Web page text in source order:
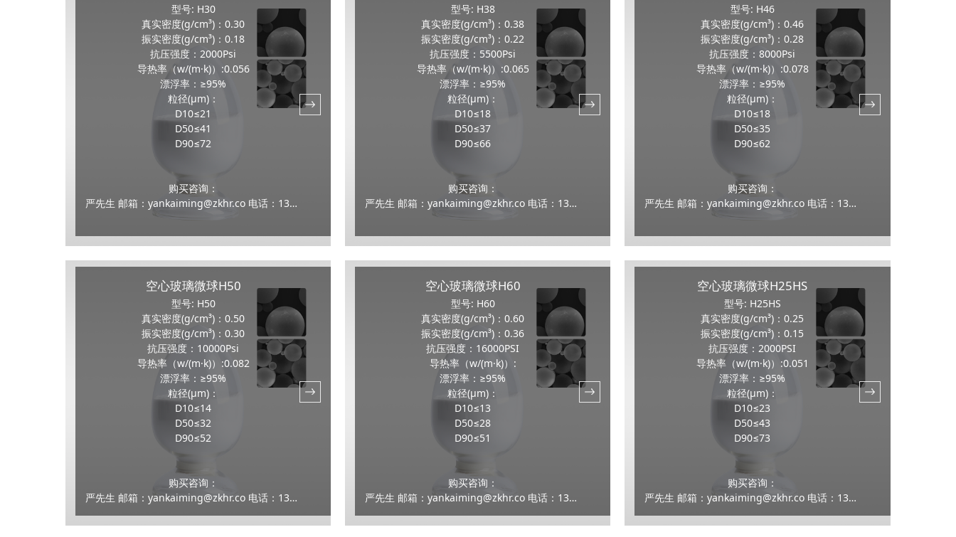
型号: H30
真实密度(g/cm³)：0.30
振实密度(g/cm³)：0.18
抗压强度：2000Psi
导热率（w/(m·k)）:0.056
漂浮率：≥95%
粒径(μm)：
D10≤21
D50≤41
D90≤72
购买咨询：
严先生 邮箱：yankaiming@zkhr.co 电话：13159100070
型号: H38
真实密度(g/cm³)：0.38
振实密度(g/cm³)：0.22
抗压强度：5500Psi
导热率（w/(m·k)）:0.065
漂浮率：≥95%
粒径(μm)：
D10≤18
D50≤37
D90≤66
购买咨询：
严先生 邮箱：yankaiming@zkhr.co 电话：13159100070
型号: H46
真实密度(g/cm³)：0.46
振实密度(g/cm³)：0.28
抗压强度：8000Psi
导热率（w/(m·k)）:0.078
漂浮率：≥95%
粒径(μm)：
D10≤18
D50≤35
D90≤62
购买咨询：
严先生 邮箱：yankaiming@zkhr.co 电话：13159100070
空心玻璃微球H50
型号: H50
真实密度(g/cm³)：0.50
振实密度(g/cm³)：0.30
抗压强度：10000Psi
导热率（w/(m·k)）:0.082
漂浮率：≥95%
粒径(μm)：
D10≤14
D50≤32
D90≤52
购买咨询：
严先生 邮箱：yankaiming@zkhr.co 电话：13159100070
空心玻璃微球H60
型号: H60
真实密度(g/cm³)：0.60
振实密度(g/cm³)：0.36
抗压强度：16000PSI
导热率（w/(m·k)）:
漂浮率：≥95%
粒径(μm)：
D10≤13
D50≤28
D90≤51
购买咨询：
严先生 邮箱：yankaiming@zkhr.co 电话：13159100070
空心玻璃微球H25HS
型号: H25HS
真实密度(g/cm³)：0.25
振实密度(g/cm³)：0.15
抗压强度：2000PSI
导热率（w/(m·k)）:0.051
漂浮率：≥95%
粒径(μm)：
D10≤23
D50≤43
D90≤73
购买咨询：
严先生 邮箱：yankaiming@zkhr.co 电话：13159100070